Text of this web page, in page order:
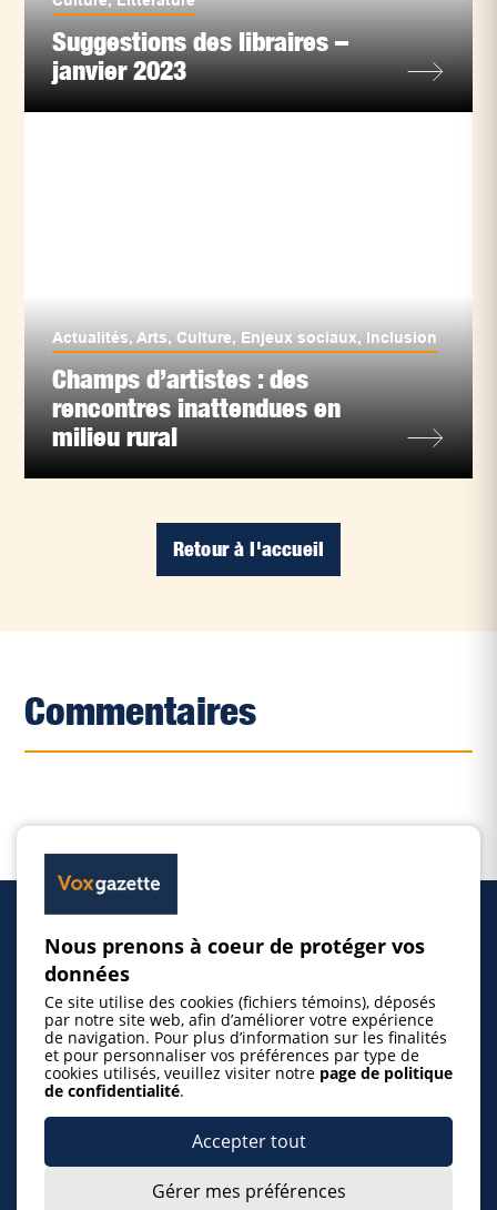
Suggestions des libraires –
janvier 2023
Actualités,Arts,Culture, Enjeux sociaux, Inclusion
Champs d’artistes : des
rencontres inattendues en
milieu rural
Retour à l'accueil
Commentaires
Inscrire un événement
© 2026 Gazette de la Mauricie. Tous droits
Nous prenons à coeur de protéger vos
données
Ce site utilise des cookies (fichiers témoins), déposés
par notre site web, afin d’améliorer votre expérience
de navigation. Pour plus d’information sur les finalités
et pour personnaliser vos préférences par type de
cookies utilisés, veuillez visiter notre page de politique
de confidentialité.
Accepter tout
Gérer mes préférences